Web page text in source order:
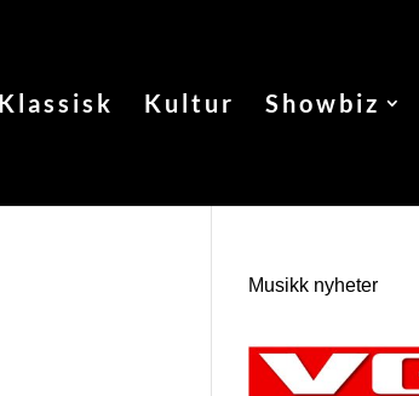
Klassisk Kultur Showbiz
Musikk nyheter